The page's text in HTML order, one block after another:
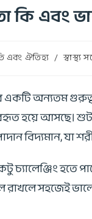
কি এবং
এবং ঐতিহ্য / স্বাস্থ্য
একটি অন্যতম
হয়ে আসছে।
বিদ্যমান, যা
হতে
সহজেই